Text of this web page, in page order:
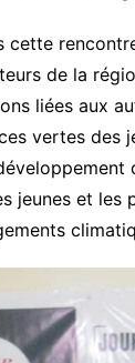
de la
liées aux
vertes des
jeunes et les